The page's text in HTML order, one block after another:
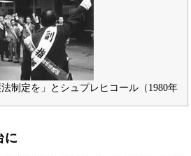
制定を」とシュプレヒコール（1980年
に